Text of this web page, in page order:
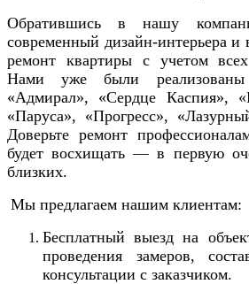
Обратившись в нашу
современный дизайн-интерьера и
ремонт квартиры с учетом
Нами уже были
«Адмирал», «Сердце Каспия»,
«Паруса», «Прогресс»,
Доверьте ремонт
будет восхищать — в первую
близких.
Мы предлагаем нашим клиентам:
Бесплатный выезд на
проведения замеров,
консультации с заказчиком.